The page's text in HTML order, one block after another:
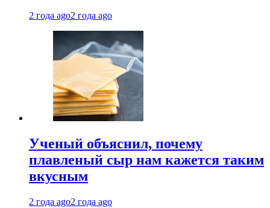
2 года ago2 года ago
Ученый объяснил, почему
плавленый сыр нам кажется таким
вкусным
2 года ago2 года ago